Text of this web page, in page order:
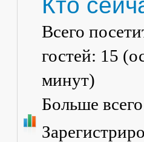
Всего
гостей: 15
минут)
Больше